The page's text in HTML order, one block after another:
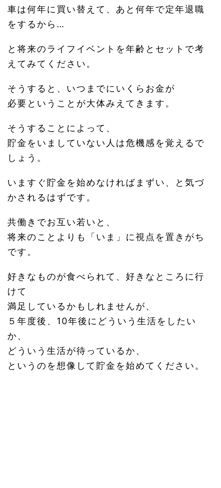
車は何年に買い替えて、あと何年で定年退職
をするから…
と将来のライフイベントを年齢とセットで考
えてみてください。
そうすると、いつまでにいくらお金が
必要ということが大体みえてきます。
そうすることによって、
貯金をいましていない人は危機感を覚えるで
しょう。
いますぐ貯金を始めなければまずい、と気づ
かされるはずです。
共働きでお互い若いと、
将来のことよりも「いま」に視点を置きがち
です。
好きなものが食べられて、好きなところに行
けて
満足しているかもしれませんが、
５年度後、10年後にどういう生活をしたい
か、
どういう生活が待っているか、
というのを想像して貯金を始めてください。